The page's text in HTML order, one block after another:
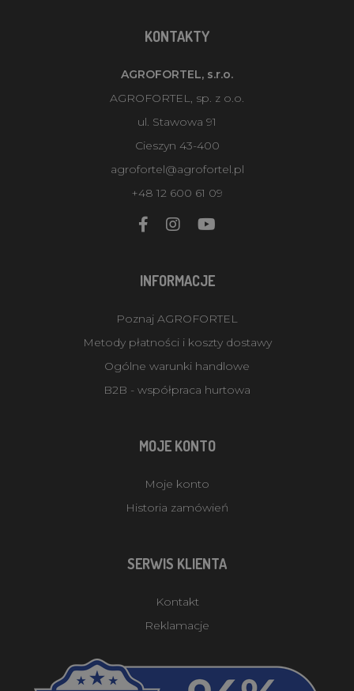
KONTAKTY
AGROFORTEL, s.r.o.
AGROFORTEL, sp. z o.o.
ul. Stawowa 91
Cieszyn 43-400
agrofortel@agrofortel.pl
+48 12 600 61 09
INFORMACJE
Poznaj AGROFORTEL
Metody płatności i koszty dostawy
Ogólne warunki handlowe
B2B - współpraca hurtowa
MOJE KONTO
Moje konto
Historia zamówień
SERWIS KLIENTA
Kontakt
Reklamacje